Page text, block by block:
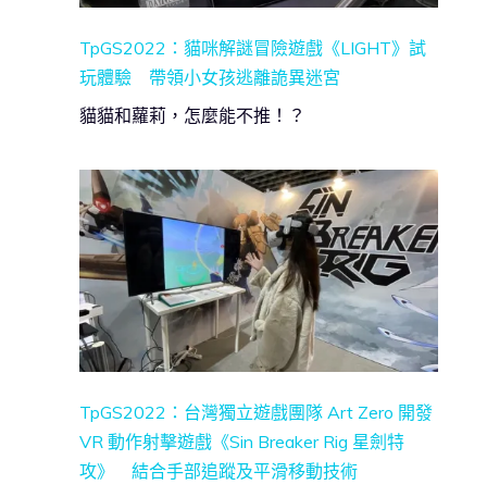
TpGS2022：貓咪解謎冒險遊戲《LIGHT》試
玩體驗 帶領小女孩逃離詭異迷宮
貓貓和蘿莉，怎麼能不推！？
TpGS2022：台灣獨立遊戲團隊 Art Zero 開發
VR 動作射擊遊戲《Sin Breaker Rig 星劍特
攻》 結合手部追蹤及平滑移動技術